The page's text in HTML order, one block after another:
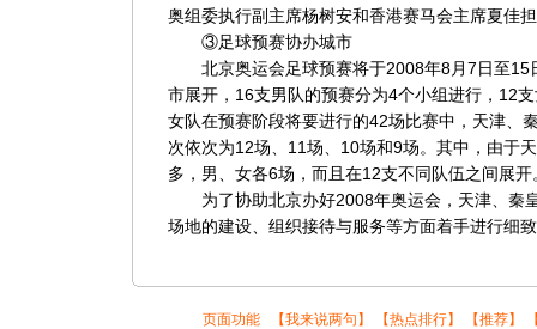
奥组委执行副主席杨树安和香港赛马会主席夏佳
③足球预赛协办城市
北京奥运会足球预赛将于2008年8月7日至15
市展开，16支男队的预赛分为4个小组进行，12
女队在预赛阶段将要进行的42场比赛中，天津、
次依次为12场、11场、10场和9场。其中，由于
多，男、女各6场，而且在12支不同队伍之间展开
为了协助北京办好2008年奥运会，天津、秦
场地的建设、组织接待与服务等方面着手进行细
页面功能 【我来说两句 】 【热点排行】 【推荐】